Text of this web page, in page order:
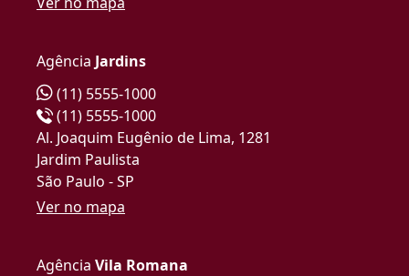
Agência Jardins
(11) 5555-1000
(11) 5555-1000
Al. Joaquim Eugênio de Lima, 1281
Jardim Paulista
São Paulo - SP
Ver no mapa
Agência Vila Romana